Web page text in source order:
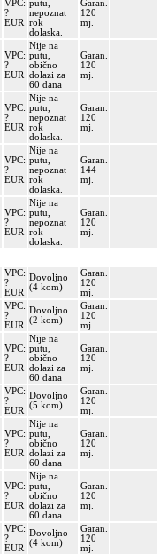
VPC:
?
EUR
putu,
nepoznat
rok
dolaska.
Garan.
120
mj.
VPC:
?
EUR
Nije na
putu,
obično
dolazi za
60 dana
Garan.
120
mj.
VPC:
?
EUR
Nije na
putu,
nepoznat
rok
dolaska.
Garan.
120
mj.
VPC:
?
EUR
Nije na
putu,
nepoznat
rok
dolaska.
Garan.
144
mj.
VPC:
?
EUR
Nije na
putu,
nepoznat
rok
dolaska.
Garan.
120
mj.
VPC:
?
EUR
Dovoljno
(4 kom)
Garan.
120
mj.
VPC:
?
EUR
Dovoljno
(2 kom)
Garan.
120
mj.
VPC:
?
EUR
Nije na
putu,
obično
dolazi za
60 dana
Garan.
120
mj.
VPC:
?
EUR
Dovoljno
(5 kom)
Garan.
120
mj.
VPC:
?
EUR
Nije na
putu,
obično
dolazi za
60 dana
Garan.
120
mj.
VPC:
?
EUR
Nije na
putu,
obično
dolazi za
60 dana
Garan.
120
mj.
VPC:
?
EUR
Dovoljno
(4 kom)
Garan.
120
mj.